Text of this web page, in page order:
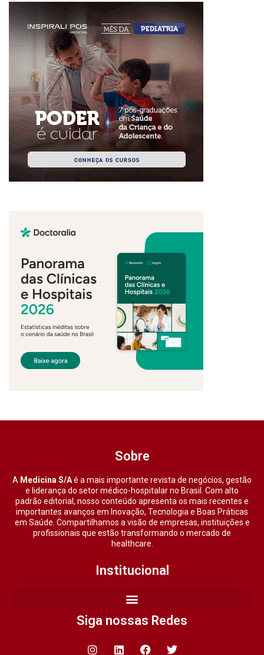
Sobre
A Medicina S/Aé a mais importante revista de negócios, gestão
e liderança do setor médico-hospitalar no Brasil. Com alto
padrão editorial, nosso conteúdo apresenta os mais recentes e
importantes avanços em Inovação, Tecnologia e Boas Práticas
em Saúde. Compartilhamos a visão de empresas, instituições e
profissionais que estão transformando o mercado de
healthcare.
Institucional
Siga nossas Redes